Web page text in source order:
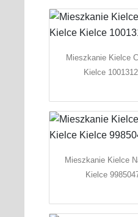
Mieszkanie Kielce
Kielce
Mieszkanie Kielce
Kielce